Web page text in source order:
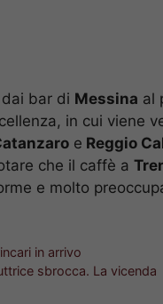
bar di Messina al
in cui viene
e Reggio
che il caffè a
e molto
in arrivo
sbrocca. La vicenda